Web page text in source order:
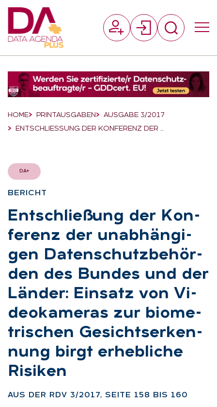
Breadcrumb-Navigation
HOME PRINTAUSGABEN
AUSGABE 3/2017
ENTSCHLIESSUNG DER KONFERENZ DER …
DA+
BE­RICHT
:
Ent­schlie­ßung der Kon­
fe­renz der un­ab­hän­gi­
gen Da­ten­schutz­be­hör­
den des Bun­des und der
Län­der: Ein­satz von Vi­
deo­ka­me­ras zur bio­me­
tri­schen Ge­sichts­er­ken­
nung birgt er­heb­li­che
Ri­si­ken
AUS DER RDV 3/2017, SEI­TE 158 BIS 160